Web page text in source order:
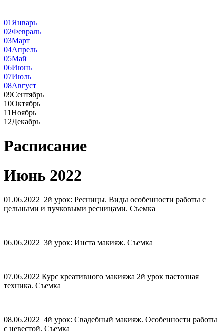
01 Январь
02Февраль
03Март
04Апрель
05Май
06Июнь
07Июль
08Август
09Сентябрь
10Октябрь
11Ноябрь
12Декабрь
Расписание
Июнь 2022
01.06.2022 2й урок: Ресницы. Виды особенности работы с
цельными и пучковыми ресницами. Съемка
06.06.2022 3й урок: Инста макияж. Съемка
07.06.2022 Курс креативного макияжа 2й урок пастозная
техника. Съемка
08.06.2022 4й урок: Свадебный макияж. Особенности работы
с невестой. Съемка